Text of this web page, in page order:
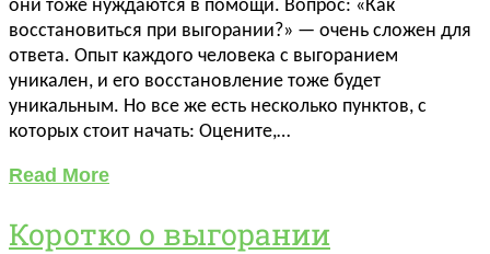
они тоже нуждаются в помощи. Вопрос: «Как
восстановиться при выгорании?» — очень сложен для
ответа. Опыт каждого человека с выгоранием
уникален, и его восстановление тоже будет
уникальным. Но все же есть несколько пунктов, с
которых стоит начать: Оцените,…
Read More
Коротко о выгорании